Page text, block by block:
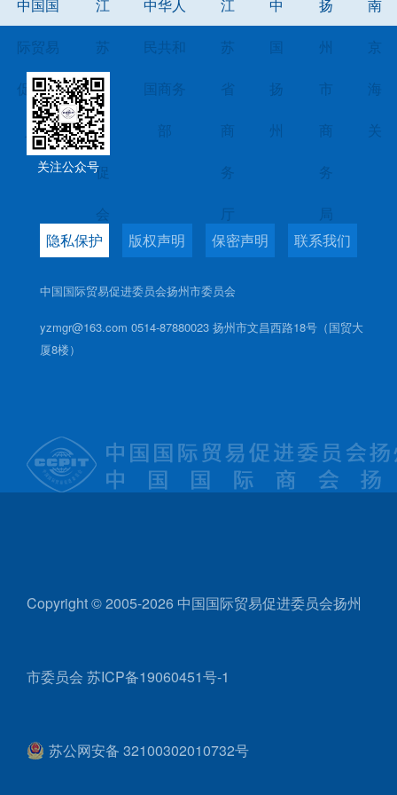
中国国
际贸易
促进委
员会
江
苏
省
贸
促
会
中华人
民共和
国商务
部
江
苏
省
商
务
厅
中
国
扬
州
扬
州
市
商
务
局
南
京
海
关
关注公众号
隐私保护 版权声明 保密声明 联系我们
中国国际贸易促进委员会扬州市委员会
yzmgr@163.com 0514-87880023 扬州市文昌西路18号（国贸大
厦8楼）
Copyright © 2005-2026 中国国际贸易促进委员会扬州
市委员会 苏ICP备19060451号-1
苏公网安备 32100302010732号